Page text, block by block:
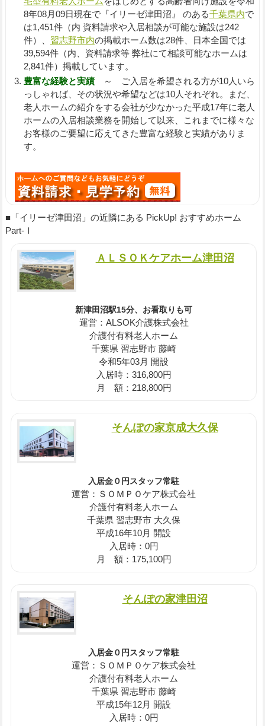
8年08月09日現在で『イリーゼ津田沼』 のある千葉県内で
は1,451件（内 資料請求や入居相談が可能な施設は242
件）、 習志野市内の掲載ホーム数は28件、日本全国では
39,594件（内、資料請求等 弊社にて相談可能なホームは
2,841件）掲載しています。
豊富な経験と実績～ ご入居を希望される方が10人いら
っしゃれば、その状況や希望などは10人それぞれ。まだ、
老人ホームの紹介をする会社が少なかった平成17年に老人
ホームの入居相談業務を開始して以来、これまでに様々な
お客様のご要望に応えてきた豊富な経験と実績がありま
す。
■「イリーゼ津田沼」の近隣にある PickUp! おすすめホーム
Part-Ⅰ
ＡＬＳＯＫケアホーム津田沼
新津田沼駅15分、お看取りも可
運営：ALSOK介護株式会社
介護付有料老人ホーム
千葉県 習志野市 藤崎
令和5年03月 開設
入居時：316,800円
月 額：218,800円
そんぽの家京成大久保
入居金０円スタッフ常駐
運営：ＳＯＭＰＯケア株式会社
介護付有料老人ホーム
千葉県 習志野市 大久保
平成16年10月 開設
入居時：0円
月 額：175,100円
そんぽの家津田沼
入居金０円スタッフ常駐
運営：ＳＯＭＰＯケア株式会社
介護付有料老人ホーム
千葉県 習志野市 藤崎
平成15年12月 開設
入居時：0円